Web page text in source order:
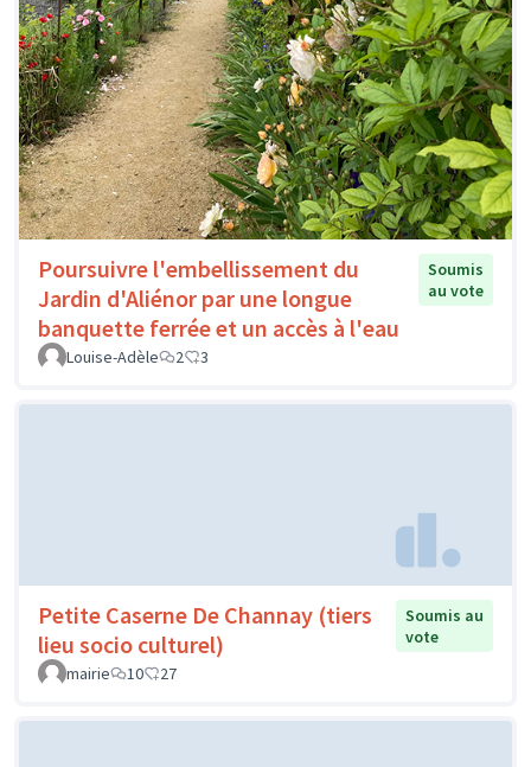
Poursuivre l'embellissement du
Jardin d'Aliénor par une longue
banquette ferrée et un accès à l'eau
Soumis
au vote
Louise-Adèle 2 3
Petite Caserne De Channay (tiers
lieu socio culturel)
Soumis au
vote
mairie
10 27